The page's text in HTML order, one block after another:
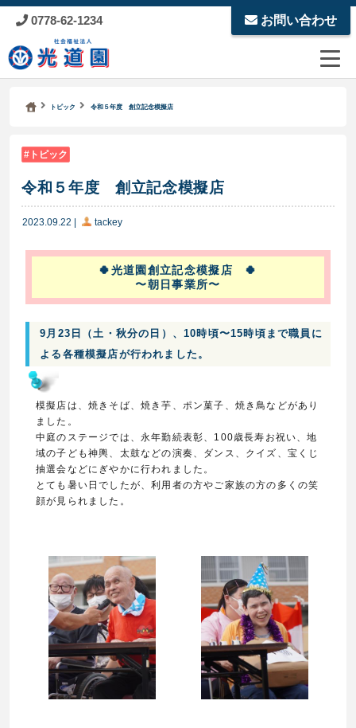
0778-62-1234 お問い合わせ
社会福祉法人 光道園
トピック 令和５年度 創立記念模擬店
トピック
令和５年度 創立記念模擬店
2023.09.22 tackey
🍀光道園創立記念模擬店 🍀
〜朝日事業所〜
9月23日（土・秋分の日）、10時頃〜15時頃まで職員に
よる各種模擬店が行われました。
模擬店は、焼きそば、焼き芋、ポン菓子、焼き鳥などがあり
ました。
中庭のステージでは、永年勤続表彰、100歳長寿お祝い、地
域の子ども神輿、太鼓などの演奏、ダンス、クイズ、宝くじ
抽選会などにぎやかに行われました。
とても暑い日でしたが、利用者の方やご家族の方の多くの笑
顔が見られました。